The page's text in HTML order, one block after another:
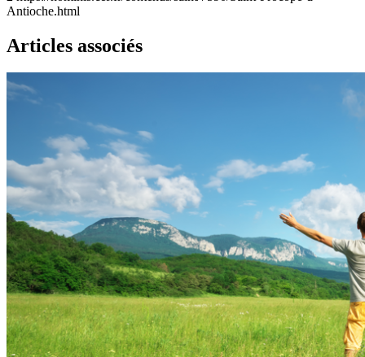
Antioche.html
Articles associés